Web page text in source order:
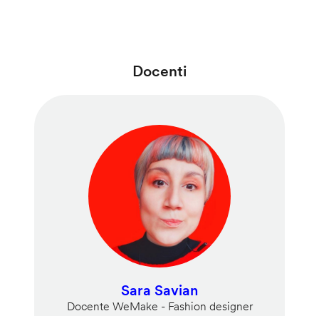
Docenti
Sara Savian
Docente WeMake - Fashion designer